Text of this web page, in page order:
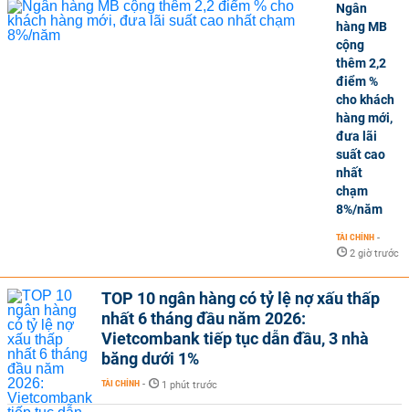
Ngân
hàng MB
cộng
thêm 2,2
điểm %
cho khách
hàng mới,
đưa lãi
suất cao
nhất
chạm
8%/năm
TÀI CHÍNH -
2 giờ trước
TOP 10 ngân hàng có tỷ lệ nợ xấu thấp
nhất 6 tháng đầu năm 2026:
Vietcombank tiếp tục dẫn đầu, 3 nhà
băng dưới 1%
TÀI CHÍNH - 1 phút trước